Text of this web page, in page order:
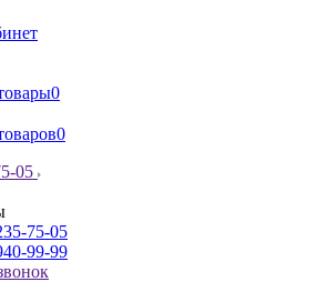
0
0
05
75-05
99-99